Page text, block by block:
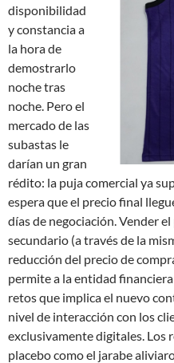
disponibilidad
y constancia a
la hora de
demostrarlo
noche tras
noche. Pero el
mercado de las
subastas le
darían un gran
rédito: la puja comercial ya
espera que el precio final
días de negociación. Vender
secundario (a través de la
reducción del precio de
permite a la entidad
retos que implica el nuevo
nivel de interacción con los
exclusivamente digitales. Los
placebo como el jarabe